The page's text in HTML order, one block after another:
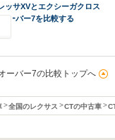
ッサXVとエクシーガクロス
オーバー7を比較する
ーバー7の比較トップへ
全国のレクサス CTの中古車